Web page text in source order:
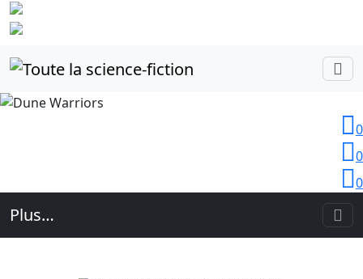
0
0
0
Plus…